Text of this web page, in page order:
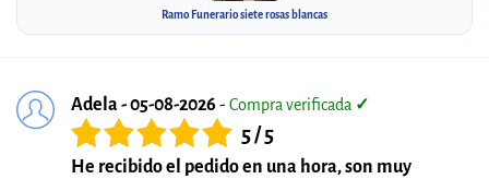
Ramo Funerario siete rosas blancas
Adela - 05-08-2026 - Compra verificada ✓
5 / 5
He recibido el pedido en una hora, son muy